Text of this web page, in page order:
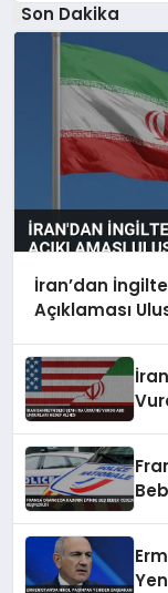
Son Dakika
İran’dan
Açıklaması